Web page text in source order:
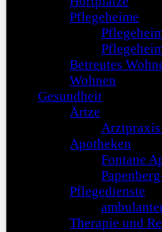
Pflegeheime
Betreutes
Wohnen
Gesundheit
Ärtze
Apotheken
Fontane
Pflegedienste
Therapie und